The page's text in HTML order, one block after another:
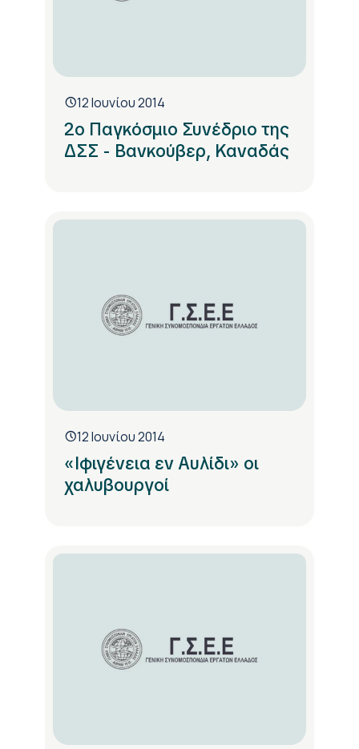
12 Ιουνίου 2014
2ο Παγκόσμιο Συνέδριο της
ΔΣΣ - Βανκούβερ, Καναδάς
12 Ιουνίου 2014
«Ιφιγένεια εν Αυλίδι» οι
χαλυβουργοί